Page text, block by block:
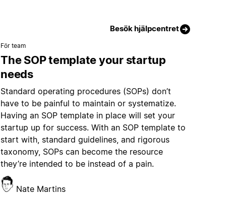
Besök hjälpcentret
För team
The SOP template your startup
needs
Standard operating procedures (SOPs) don’t
have to be painful to maintain or systematize.
Having an SOP template in place will set your
startup up for success. With an SOP template to
start with, standard guidelines, and rigorous
taxonomy, SOPs can become the resource
they’re intended to be instead of a pain.
Nate Martins